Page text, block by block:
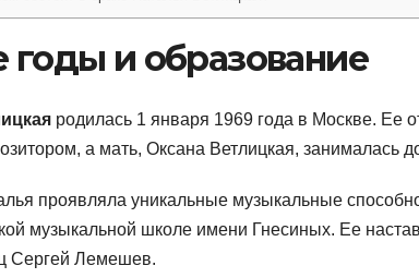
годы и образование
родилась 1 января 1969 года в Москве. Ее
а мать, Оксана Ветлицкая, занималась
проявляла уникальные музыкальные
музыкальной школе имени Гнесиных. Ее
Сергей Лемешев.